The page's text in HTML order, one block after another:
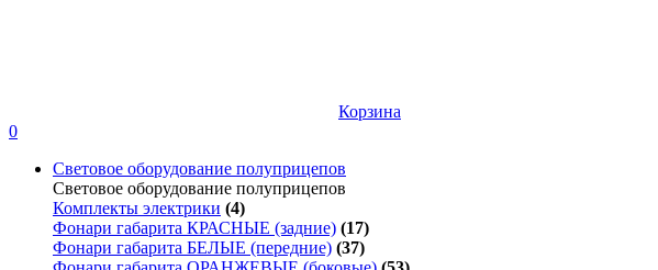
Корзина
0
Световое оборудование полуприцепов
Световое оборудование полуприцепов
Комплекты электрики (4)
Фонари габарита КРАСНЫЕ (задние) (17)
Фонари габарита БЕЛЫЕ (передние) (37)